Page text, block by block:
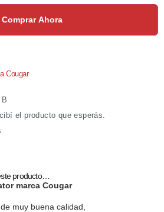
Comprar Ahora
Cougar
el producto que esperás.
producto…
marca Cougar
muy buena calidad,